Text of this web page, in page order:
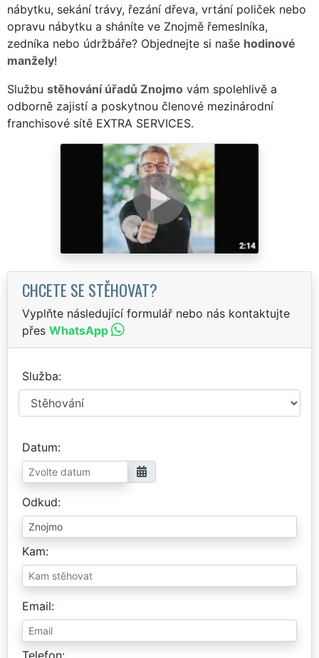
nábytku, sekání trávy, řezání dřeva, vrtání poliček nebo
opravu nábytku a sháníte ve Znojmě řemeslníka,
zedníka nebo údržbáře? Objednejte si naše hodinové
manžely!
Službu stěhování úřadů Znojmo vám spolehlivě a
odborně zajistí a poskytnou členové mezinárodní
franchisové sítě EXTRA SERVICES.
CHCETE SE STĚHOVAT?
Vyplňte následující formulář nebo nás kontaktujte
přes WhatsApp
Služba
Datum
Odkud
Kam
Email
Telefon